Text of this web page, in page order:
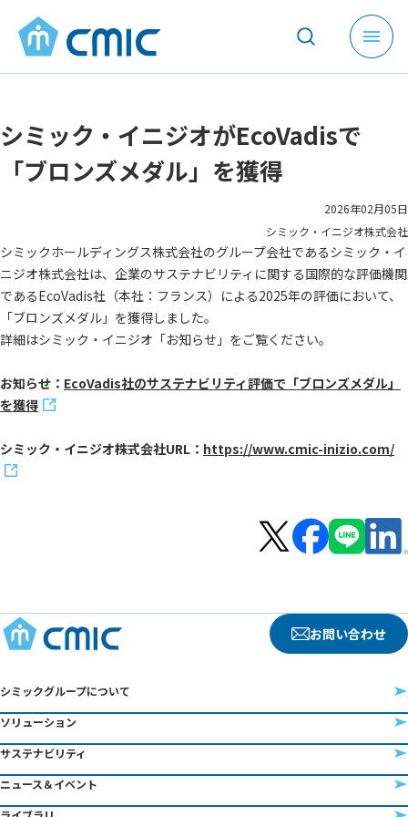
メ
ニ
シミック・イニジオがEcoVadisで
「ブロンズメダル」を獲得
2026年02月05日
シミック・イニジオ株式会社
シミックホールディングス株式会社のグループ会社であるシミック・イ
ニジオ株式会社は、企業のサステナビリティに関する国際的な評価機関
であるEcoVadis社（本社：フランス）による2025年の評価において、
「ブロンズメダル」を獲得しました。
詳細はシミック・イニジオ「お知らせ」をご覧ください。
お知らせ： EcoVadis社のサステナビリティ評価で「ブロンズメダル」
を獲得
シミック・イニジオ株式会社URL： https://www.cmic-inizio.com/
お問い合わせ
シミックグループについて
ソリューション
サステナビリティ
ニュース＆イベント